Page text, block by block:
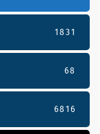
1831
68
6816